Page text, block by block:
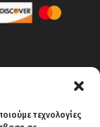
τεχνολογίες